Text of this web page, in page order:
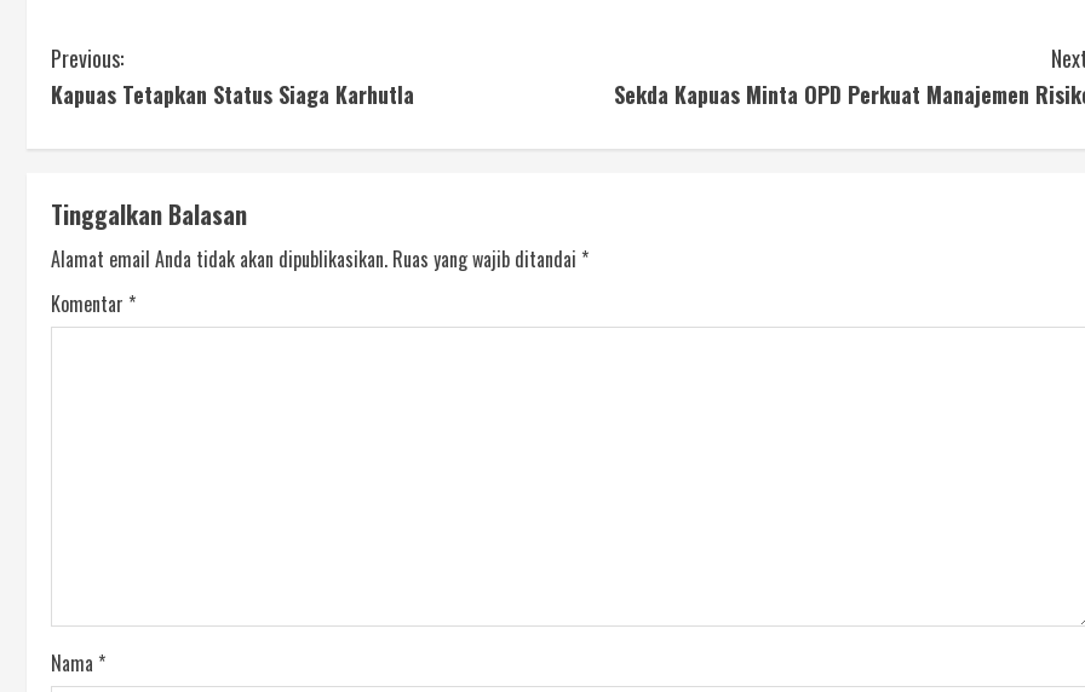
Previous:
Kapuas Tetapkan Status Siaga Karhutla
Sekda Kapuas Minta OPD Perkuat Manajemen
Tinggalkan Balasan
Alamat email Anda tidak akan dipublikasikan. Ruas yang wajib ditandai *
Komentar *
Nama *